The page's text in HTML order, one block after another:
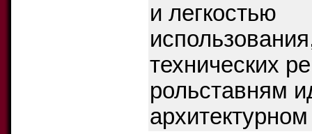
и легкостью
технических
рольставням